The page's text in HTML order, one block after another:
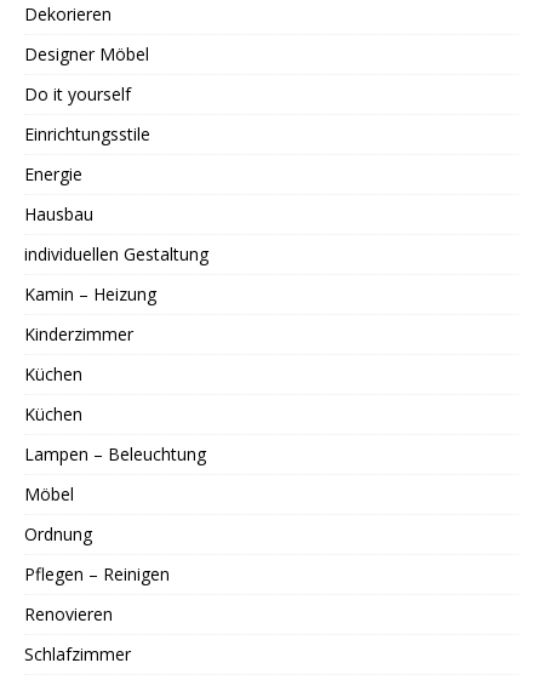
Dekorieren
Designer Möbel
Do it yourself
Einrichtungsstile
Energie
Hausbau
individuellen Gestaltung
Kamin – Heizung
Kinderzimmer
Küchen
Küchen
Lampen – Beleuchtung
Möbel
Ordnung
Pflegen – Reinigen
Renovieren
Schlafzimmer